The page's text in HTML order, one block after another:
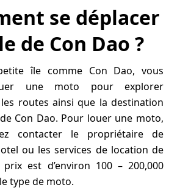
se déplacer
de Con Dao ?
île comme Con Dao, vous
une moto pour explorer
routes ainsi que la destination
Con Dao. Pour louer une moto,
contacter le propriétaire de
ou les services de location de
est d’environ 100 – 200,000
type de moto.